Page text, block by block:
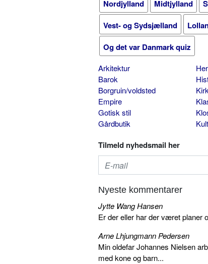
Nordjylland Midtjylland
Vest- og Sydsjælland
Og det var Danmark quiz
Arkitektur
Barok
Borgruin/voldsted
Empire
Gotisk stil
Gårdbutik
Tilmeld nyhedsmail her
Nyeste kommentarer
Jytte Wang Hansen
Er der eller har der været planer
Arne Lhjungmann Pedersen
Min oldefar Johannes Nielsen
med kone og barn...